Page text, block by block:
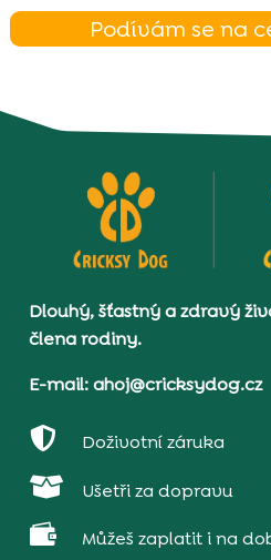
Podívám se na
Dlouhý, šťastný a zdravý
člena rodiny.
E-mail: ahoj@cricksydog.cz
 Doživotní záruka
 Ušetři za dopravu
 Můžeš zaplatit i na